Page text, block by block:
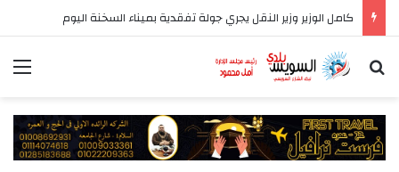
كامل الوزير وزير النقل يجري جولة تفقدية بميناء السخنة اليوم
بحث عن